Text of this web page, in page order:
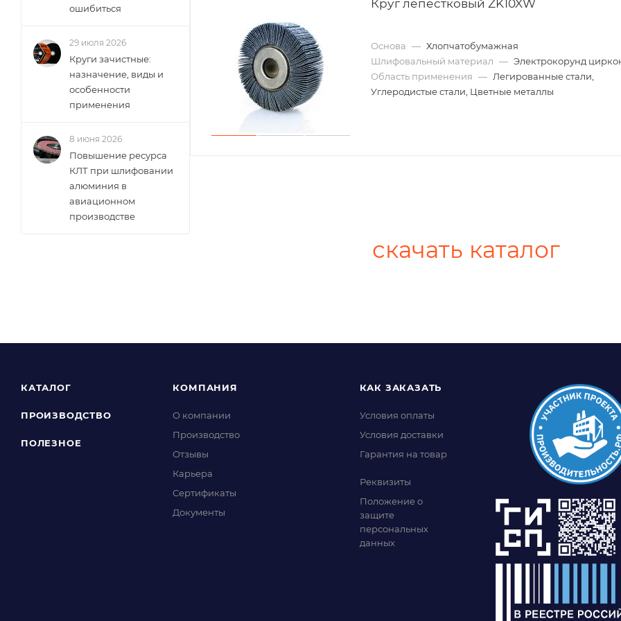
Круг лепестковый ZK10XW
Основа — Хлопчатобумажная
Шлифовальный материал — Электрокорунд
Область применения — Легированные стали,
Углеродистые стали, Цветные металлы
ошибиться
29 июля 2026
Круги зачистные:
назначение, виды и
особенности
применения
8 июня 2026
Повышение ресурса
КЛТ при шлифовании
алюминия в
авиационном
производстве
скачать каталог
КАТАЛОГ
ПРОИЗВОДСТВО
ПОЛЕЗНОЕ
КОМПАНИЯ
О компании
Производство
Отзывы
Карьера
Сертификаты
Документы
КАК ЗАКАЗАТЬ
Условия оплаты
Условия доставки
Гарантия на товар
Реквизиты
Положение о
защите
персональных
данных